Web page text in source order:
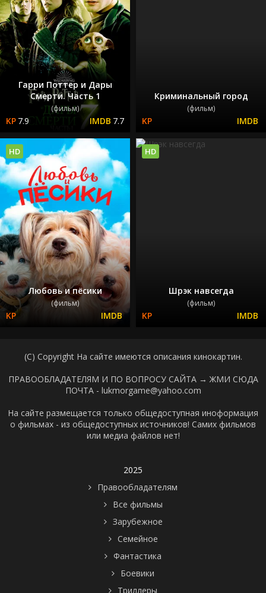
Гарри Поттер и Дары
Смерти. Часть 1
(фильм)
7.9 7.7
Криминальный город
(фильм)
Любовь и пёсики
(фильм)
HD
Шрэк навсегда
(фильм)
HD
(C) Copyright На сайте имеются описания кинокартин.
ПРАВООБЛАДАТЕЛЯМ И ПО ВОПРОСУ САЙТА → ЖМИ СЮДА
ПОЧТА - lukmorgame@yahoo.com
На сайте размещается только общедоступная иноформация
о фильмах - из общедоступных источников! Самих фильмов
или медиа файлов нет!
2025
Правообладателям
Все фильмы
Зарубежное
Семейное
Фантастика
Боевики
Триллеры